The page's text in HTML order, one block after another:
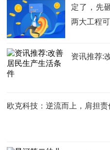
定了，先
两大工程
资讯推荐:
欧克科技：逆流而上，肩担